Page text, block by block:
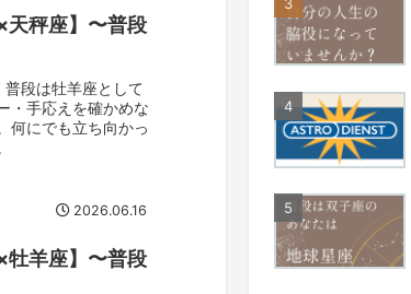
天秤座】〜普段
段は牡羊座として
・手応えを確かめな
何にでも立ち向かっ
2026.06.16
牡羊座】〜普段